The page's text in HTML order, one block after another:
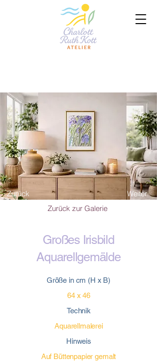
Zurück
Weiter
Zurück zur Galerie
Großes Irisbild
Aquarellgemälde
Größe in cm (H x B)
64 x 46
Technik
Aquarellmalerei
Hinweis
Auf Büttenpapier gemalt